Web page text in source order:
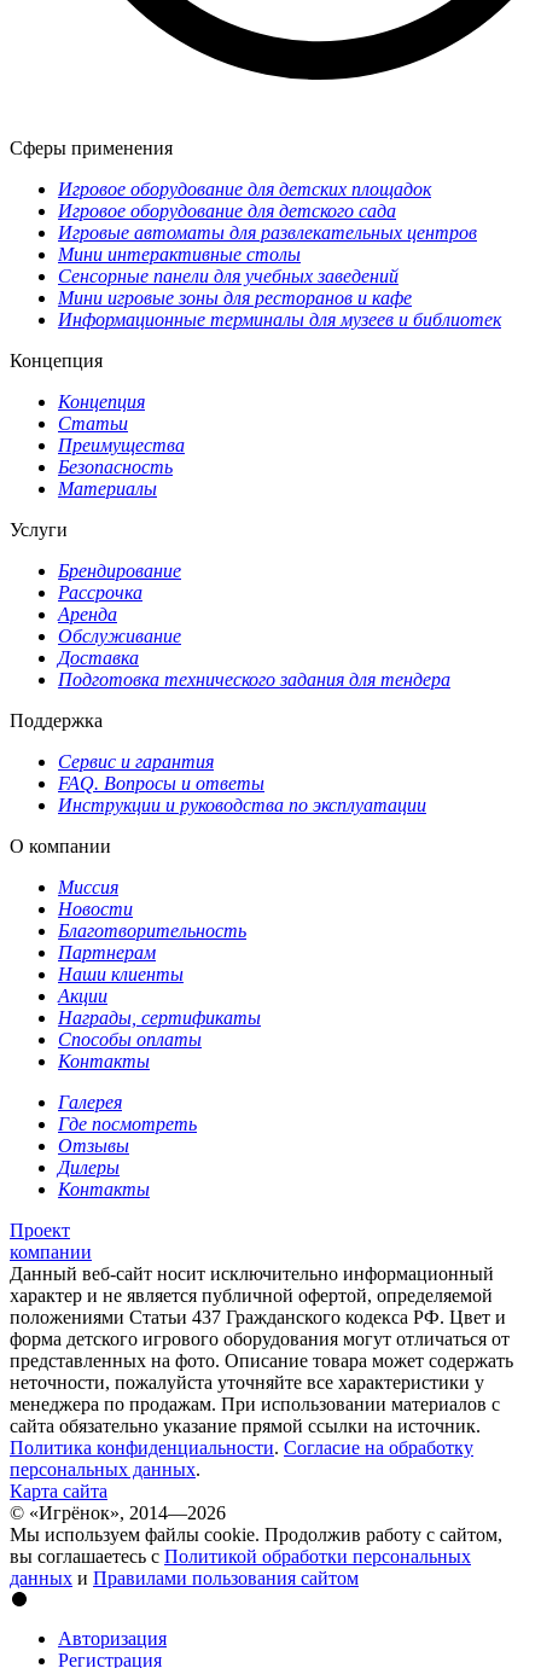
Сферы применения
Игровое оборудование для детских площадок
Игровое оборудование для детского сада
Игровые автоматы для развлекательных центров
Мини интерактивные столы
Сенсорные панели для учебных заведений
Мини игровые зоны для ресторанов и кафе
Информационные терминалы для музеев и библиотек
Концепция
Концепция
Статьи
Преимущества
Безопасность
Материалы
Услуги
Брендирование
Рассрочка
Аренда
Обслуживание
Доставка
Подготовка технического задания для тендера
Поддержка
Сервис и гарантия
FAQ. Вопросы и ответы
Инструкции и руководства по эксплуатации
О компании
Миссия
Новости
Благотворительность
Партнерам
Наши клиенты
Акции
Награды, сертификаты
Способы оплаты
Контакты
Галерея
Где посмотреть
Отзывы
Дилеры
Контакты
Проект
компании
Данный веб-сайт носит исключительно информационный
характер и не является публичной офертой, определяемой
положениями Статьи 437 Гражданского кодекса РФ. Цвет и
форма детского игрового оборудования могут отличаться от
представленных на фото. Описание товара может содержать
неточности, пожалуйста уточняйте все характеристики у
менеджера по продажам. При использовании материалов с
сайта обязательно указание прямой ссылки на источник.
Политика конфиденциальности. Согласие на обработку
персональных данных.
Карта сайта
© «Игрёнок», 2014—2026
Мы используем файлы cookie. Продолжив работу с сайтом,
вы соглашаетесь с Политикой обработки персональных
данных и Правилами пользования сайтом
Авторизация
Регистрация